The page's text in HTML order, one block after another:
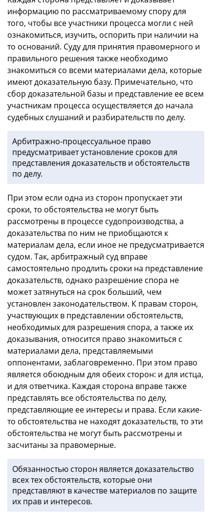
информацию по рассматриваемому спору для
того, чтобы все участники процесса могли с ней
ознакомиться, изучить, оспорить при наличии на
то оснований. Суду для принятия правомерного и
правильного решения также необходимо
знакомиться со всеми материалами дела, которые
имеют доказательную базу. Примечательно, что
сбор доказательной базы и представление ее всем
участникам процесса осуществляется до начала
судебных слушаний и разбирательств по делу.
Арбитражно-процессуальное право
предусматривает установление сроков для
представления доказательств и обстоятельств
по делу.
При этом если одна из сторон пропускает эти
сроки, то обстоятельства не могут быть
рассмотрены в процессе судопроизводства, а
доказательства по ним не приобщаются к
материалам дела, если иное не предусматривается
судом. Так, арбитражный суд вправе
самостоятельно продлить сроки на представление
доказательств, однако разрешение спора не
может затянуться на срок больший, чем
установлен законодательством. К правам сторон,
участвующих в представлении обстоятельств,
необходимых для разрешения спора, а также их
доказывания, относится право знакомиться с
материалами дела, представляемыми
оппонентами, заблаговременно. При этом право
является обоюдным для обеих сторон: и для истца,
и для ответчика. Каждая сторона вправе также
представлять все обстоятельства по делу,
представляющие ее интересы и права. Если какие-
то обстоятельства не находят доказательств, то эти
обстоятельства не могут быть рассмотрены и
засчитаны за правомерные.
Обязанностью сторон является доказательство
всех тех обстоятельств, которые они
представляют в качестве материалов по защите
их прав и интересов.